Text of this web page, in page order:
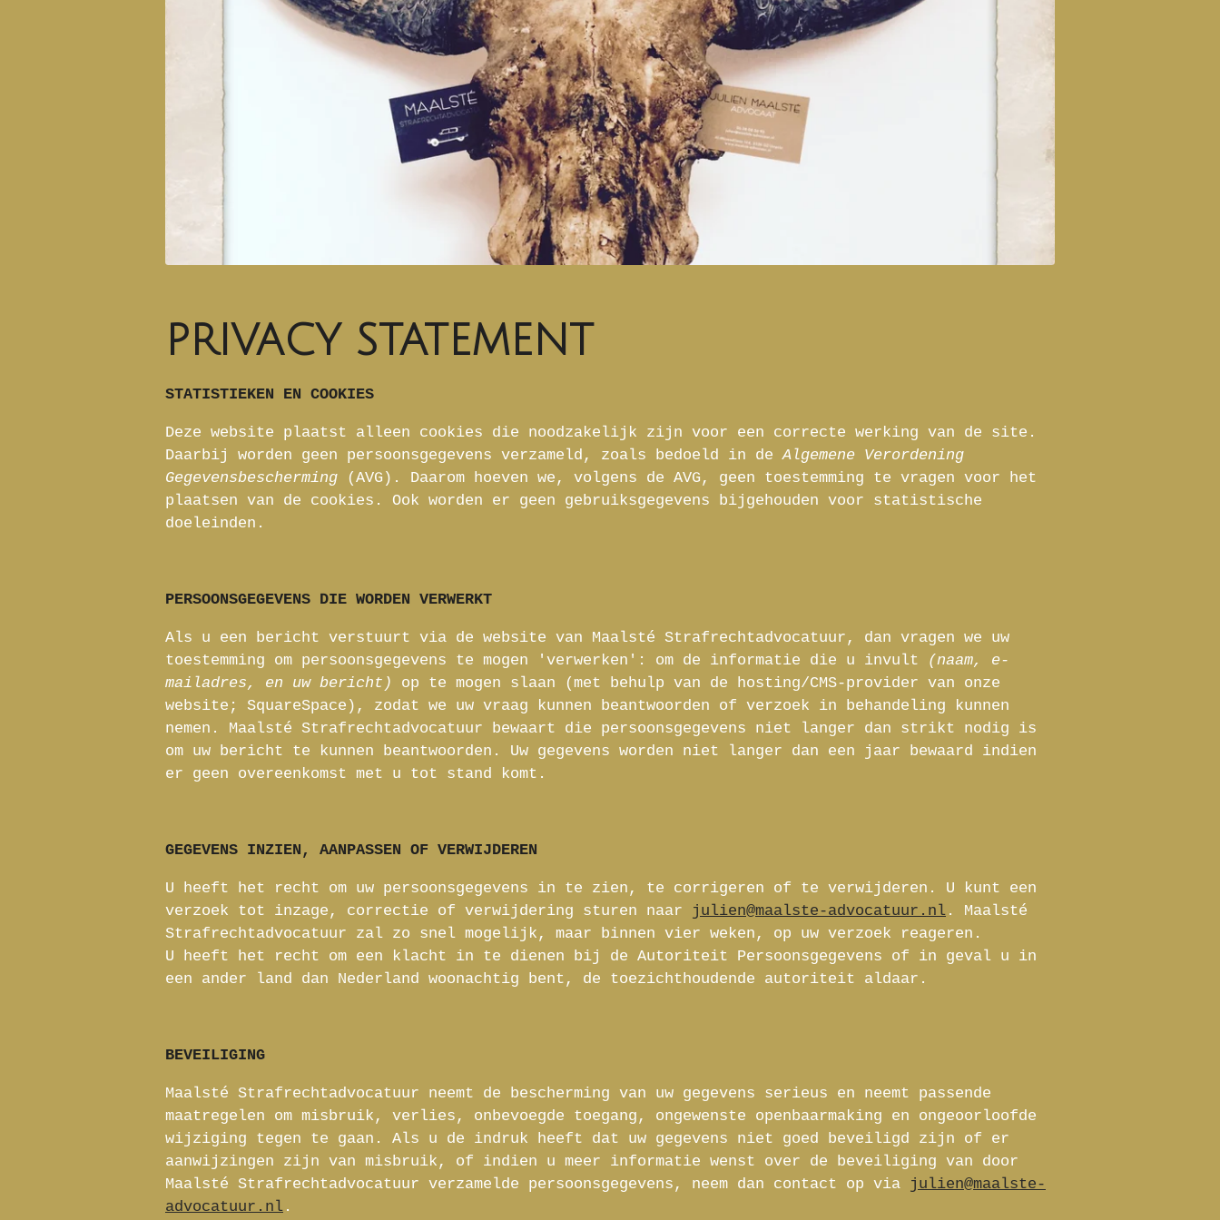
PRIVACY STATEMENT
STATISTIEKEN EN COOKIES
Deze website plaatst alleen cookies die noodzakelijk zijn voor een correcte werking van de site.
Daarbij worden geen persoonsgegevens verzameld, zoals bedoeld in deAlgemene Verordening
Gegevensbescherming
(AVG). Daarom hoeven we, volgens de AVG, geen toestemming te vragen voor het
plaatsen van de cookies. Ook worden er geen gebruiksgegevens bijgehouden voor statistische
doeleinden.
PERSOONSGEGEVENS DIE WORDEN VERWERKT
Als u een bericht verstuurt via de website van Maalsté Strafrechtadvocatuur, dan vragen we uw
toestemming om persoonsgegevens te mogen 'verwerken': om de informatie die u invult
(naam, e-
mailadres, en uw bericht) op te mogen slaan (met behulp van de hosting/CMS-provider van onze
website; SquareSpace), zodat we uw vraag kunnen beantwoorden of verzoek in behandeling kunnen
nemen. Maalsté Strafrechtadvocatuur bewaart die persoonsgegevens niet langer dan strikt nodig is
om uw bericht te kunnen beantwoorden. Uw gegevens worden niet langer dan een jaar bewaard indien
er geen overeenkomst met u tot stand komt.
GEGEVENS INZIEN, AANPASSEN OF VERWIJDEREN
U heeft het recht om uw persoonsgegevens in te zien, te corrigeren of te verwijderen. U kunt een
verzoek tot inzage, correctie of verwijdering sturen naar
julien@maalste-advocatuur.nl . Maalsté
Strafrechtadvocatuur zal zo snel mogelijk, maar binnen vier weken, op uw verzoek reageren.
U heeft het recht om een klacht in te dienen bij de Autoriteit Persoonsgegevens of in geval u in
een ander land dan Nederland woonachtig bent, de toezichthoudende autoriteit aldaar.
BEVEILIGING
Maalsté Strafrechtadvocatuur neemt de bescherming van uw gegevens serieus en neemt passende
maatregelen om misbruik, verlies, onbevoegde toegang, ongewenste openbaarmaking en ongeoorloofde
wijziging tegen te gaan. Als u de indruk heeft dat uw gegevens niet goed beveiligd zijn of er
aanwijzingen zijn van misbruik, of indien u meer informatie wenst over de beveiliging van door
Maalsté Strafrechtadvocatuur verzamelde persoonsgegevens, neem dan contact op via
julien@maalste-
advocatuur.nl .